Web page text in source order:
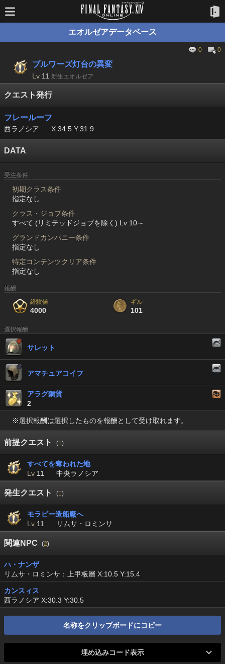
エオルゼアデータベース
0 0
ブルワーズ灯台の異変
Lv 11 新生エオルゼア
クエスト発行
フレールーフ
西ラノシア X:34.5 Y:31.9
DATA
受注条件
初期クラス条件
指定なし
クラス・ジョブ条件
すべて (リミテッドジョブを除く) Lv 10～
グランドカンパニー条件
指定なし
特定コンテンツクリア条件
指定なし
報酬
経験値
4000
ギル
101
選択報酬
サレット
アマチュアコイフ
アラグ銅貨
2
※選択報酬は選択したものを報酬として受け取れます。
前提クエスト (1)
すべてを奪われた地
Lv 11 中央ラノシア
発生クエスト (1)
モラビー造船廠へ
Lv 11 リムサ・ロミンサ
関連NPC (2)
ハ・ナンザ
リムサ・ロミンサ：上甲板層 X:10.5 Y:15.4
カンスィス
西ラノシア X:30.3 Y:30.5
名称をクリップボードにコピー
埋め込みコード表示